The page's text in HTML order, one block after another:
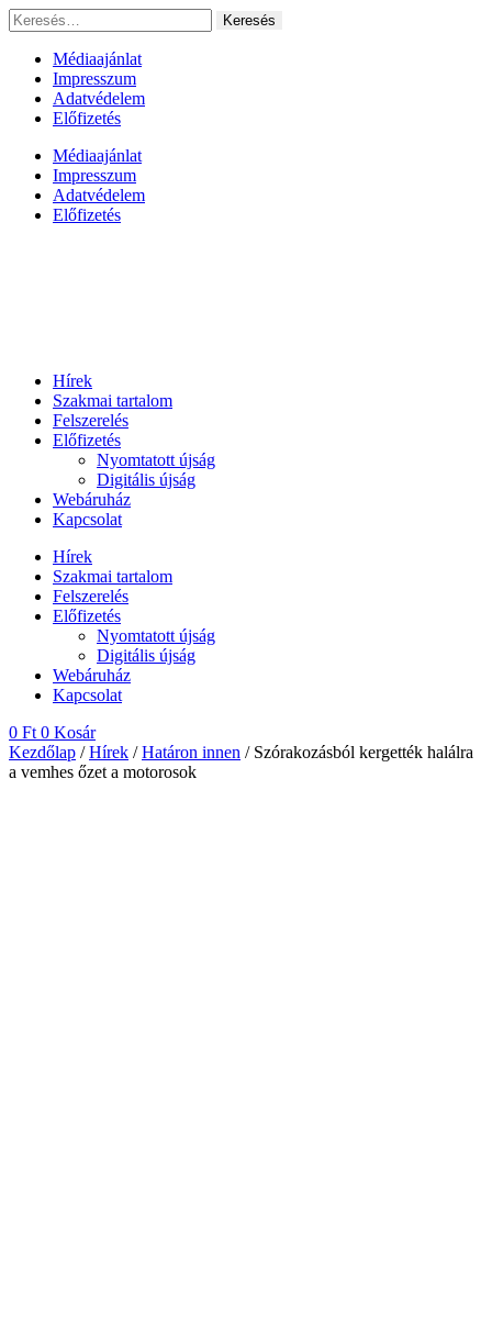
Ugrás
a
tartalomhoz
Keresés:
Médiaajánlat
Impresszum
Adatvédelem
Előfizetés
Médiaajánlat
Impresszum
Adatvédelem
Előfizetés
Hírek
Szakmai tartalom
Felszerelés
Előfizetés
Nyomtatott újság
Digitális újság
Webáruház
Kapcsolat
Hírek
Szakmai tartalom
Felszerelés
Előfizetés
Nyomtatott újság
Digitális újság
Webáruház
Kapcsolat
0 Ft 0 Kosár
Kezdőlap /Hírek /Határon innen / Szórakozásból kergették halálra
a vemhes őzet a motorosok